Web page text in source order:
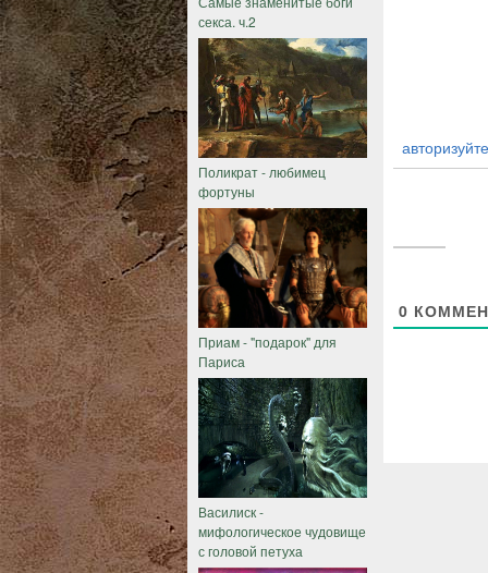
секса. ч.2
Поликрат - любимец
фортуны
Приам - "подарок" для
Париса
Василиск -
мифологическое чудовище
с головой петуха
0